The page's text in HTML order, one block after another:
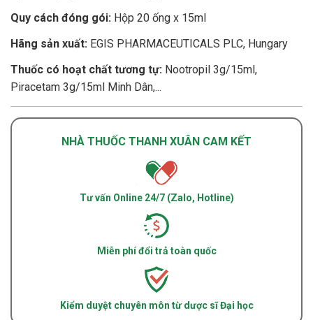
Quy cách đóng gói: Hộp 20 ống x 15ml
Hãng sản xuất: EGIS PHARMACEUTICALS PLC, Hungary
Thuốc có hoạt chất tương tự: Nootropil 3g/15ml,
Piracetam 3g/15ml Minh Dân,...
NHÀ THUỐC THANH XUÂN CAM KẾT
Tư vấn Online 24/7 (Zalo, Hotline)
Miễn phí đổi trả toàn quốc
Kiểm duyệt chuyên môn từ dược sĩ Đại học